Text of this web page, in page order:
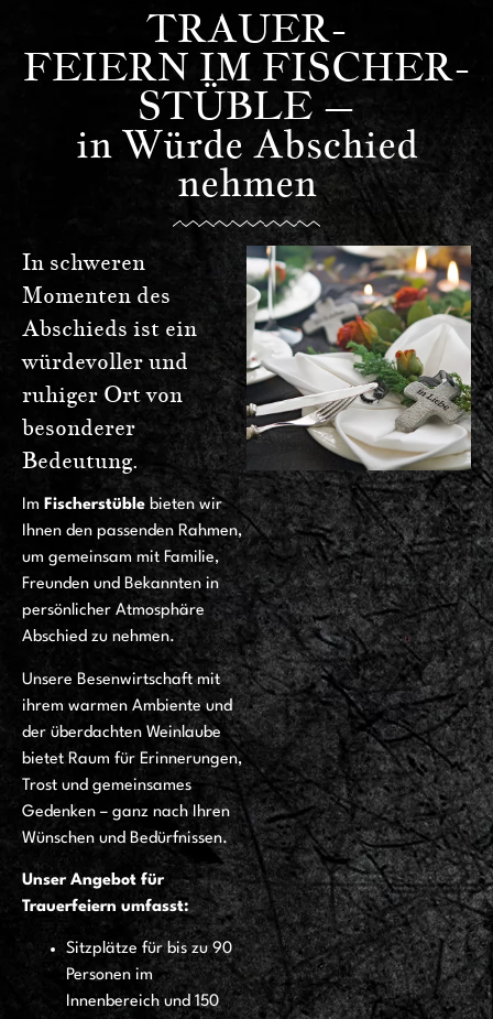
TRAUER-
FEIERN IM FISCHER-
STÜBLE –
in Würde Abschied
nehmen
In schweren
Momenten des
Abschieds ist ein
würdevoller und
ruhiger Ort von
besonderer
Bedeutung.
Im Fischerstüble bieten wir
Ihnen den passenden Rahmen,
um gemeinsam mit Familie,
Freunden und Bekannten in
persönlicher Atmosphäre
Abschied zu nehmen.
Unsere Besenwirtschaft mit
ihrem warmen Ambiente und
der überdachten Weinlaube
bietet Raum für Erinnerungen,
Trost und gemeinsames
Gedenken – ganz nach Ihren
Wünschen und Bedürfnissen.
Unser Angebot für
Trauerfeiern umfasst:
Sitzplätze für bis zu 90
Personen im
Innenbereich und 150